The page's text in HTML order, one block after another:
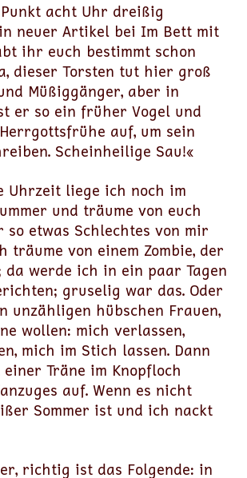
Punkt acht Uhr dreißig
neuer Artikel bei Im Bett mit
ihr euch bestimmt schon
dieser Torsten tut hier groß
Müßiggänger, aber in
er so ein früher Vogel und
auf, um sein
Scheinheilige Sau!«
Uhrzeit liege ich noch im
und träume von euch
so etwas Schlechtes von mir
träume von einem Zombie, der
werde ich in ein paar Tagen
gruselig war das. Oder
unzähligen hübschen Frauen,
wollen: mich verlassen,
mich im Stich lassen. Dann
Träne im Knopfloch
auf. Wenn es nicht
Sommer ist und ich nackt
richtig ist das Folgende: in